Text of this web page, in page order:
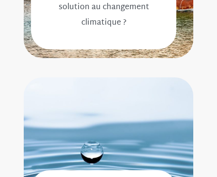
solution au changement
climatique ?